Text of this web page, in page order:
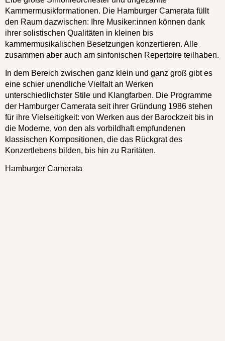
Kammermusikformationen. Die Hamburger Camerata füllt
den Raum dazwischen: Ihre Musiker:innen können dank
ihrer solistischen Qualitäten in kleinen bis
kammermusikalischen Besetzungen konzertieren. Alle
zusammen aber auch am sinfonischen Repertoire teilhaben.
In dem Bereich zwischen ganz klein und ganz groß gibt es
eine schier unendliche Vielfalt an Werken
unterschiedlichster Stile und Klangfarben. Die Programme
der Hamburger Camerata seit ihrer Gründung 1986 stehen
für ihre Vielseitigkeit: von Werken aus der Barockzeit bis in
die Moderne, von den als vorbildhaft empfundenen
klassischen Kompositionen, die das Rückgrat des
Konzertlebens bilden, bis hin zu Raritäten.
Hamburger Camerata